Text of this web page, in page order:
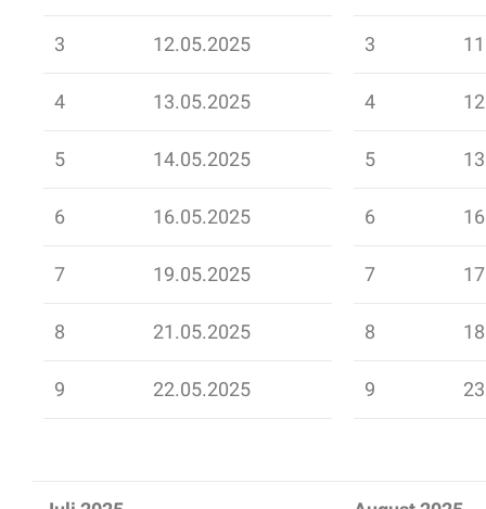
3 12.05.2025
4 13.05.2025
5 14.05.2025
6 16.05.2025
7 19.05.2025
8 21.05.2025
9 22.05.2025
3
4
5
6
7
8
9